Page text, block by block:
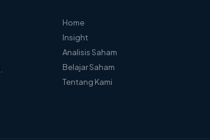
Home
Insight
Analisis Saham
Belajar Saham
Tentang Kami